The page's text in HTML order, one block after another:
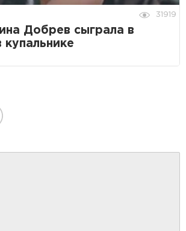
31919
Добрев сыграла в
купальнике